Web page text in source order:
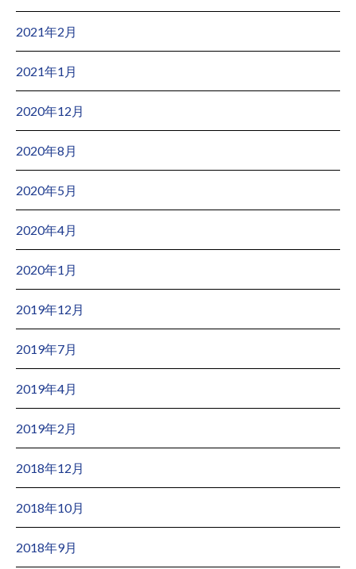
2021年2月
2021年1月
2020年12月
2020年8月
2020年5月
2020年4月
2020年1月
2019年12月
2019年7月
2019年4月
2019年2月
2018年12月
2018年10月
2018年9月